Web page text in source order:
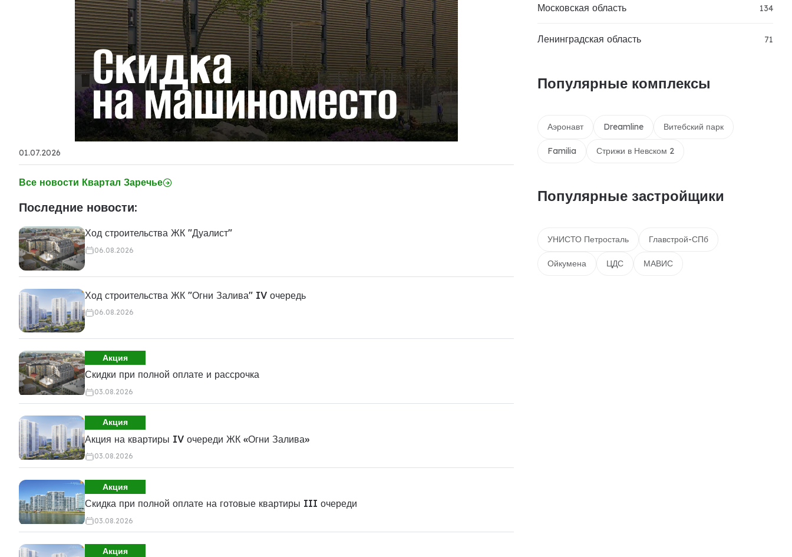
01.07.2026
Все новости Квартал Заречье
Последние новости:
Ход строительства ЖК "Дуалист"
06.08.2026
Ход строительства ЖК "Огни Залива" IV очередь
06.08.2026
Акция
Скидки при полной оплате и рассрочка
03.08.2026
Акция
Акция на квартиры IV очереди ЖК «Огни Залива»
03.08.2026
Акция
Скидка при полной оплате на готовые квартиры III очереди
03.08.2026
Акция
Московская область 134
Ленинградская область 71
Популярные комплексы
Аэронавт Dreamline Витебский парк
Familia Стрижи в Невском 2
Популярные застройщики
УНИСТО Петросталь Главстрой-СПб
Ойкумена ЦДС МАВИС